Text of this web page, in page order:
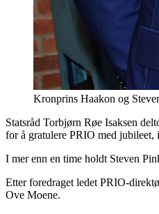
Kronprins Haakon og
Statsråd Torbjørn Røe Isaksen
for å gratulere PRIO med jubileet,
I mer enn en time holdt Steven
Etter foredraget ledet PRIO-
Ove Moene.